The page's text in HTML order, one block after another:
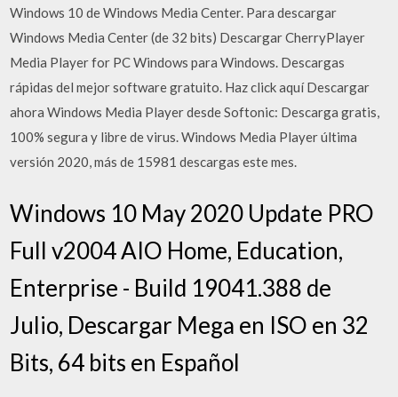
Windows 10 de Windows Media Center. Para descargar
Windows Media Center (de 32 bits) Descargar CherryPlayer
Media Player for PC Windows para Windows. Descargas
rápidas del mejor software gratuito. Haz click aquí Descargar
ahora Windows Media Player desde Softonic: Descarga gratis,
100% segura y libre de virus. Windows Media Player última
versión 2020, más de 15981 descargas este mes.
Windows 10 May 2020 Update PRO
Full v2004 AIO Home, Education,
Enterprise - Build 19041.388 de
Julio, Descargar Mega en ISO en 32
Bits, 64 bits en Español